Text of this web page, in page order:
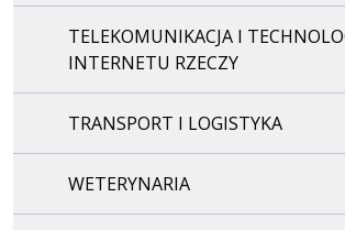
TELEKOMUNIKACJA I
INTERNETU RZECZY
TRANSPORT I LOGISTYKA
WETERYNARIA